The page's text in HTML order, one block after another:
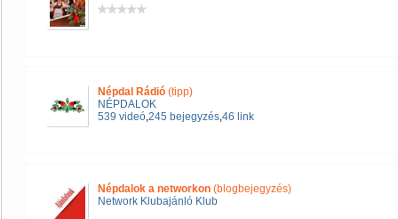
Népdal Rádió (tipp)
NÉPDALOK
539 videó,245 bejegyzés,46 link
Népdalok a networkon (blogbejegyzés)
Network Klubajánló Klub